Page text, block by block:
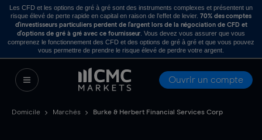
Les CFD et les options de gré à gré sont des instruments complexes et présentent un
risque élevé de perte rapide en capital en raison de l’effet de levier. 70% des comptes
d’investisseurs particuliers perdent de l’argent lors de la négociation de CFD et
d’options de gré à gré avec ce fournisseur . Vous devez vous assurer que vous
comprenez le fonctionnement des CFD et des options de gré à gré et que vous pouvez
vous permettre de prendre le risque élevé de perdre votre argent.
Ouvrir un compte
Domicile Marchés Burke & Herbert Financial Services Corp